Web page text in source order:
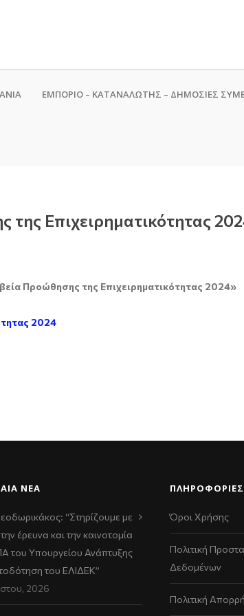
ΕΜΠΟΡΙΟ – ΚΑΤΑΝΑΛΩΤΗΣ – ΔΗΜΟΣΙΕΣ
Επιχειρηματικότητας
Προώθησης της Επιχειρηματικότητας 2024»
2024
ΝΈΑ
“Στηρίζουμε με
έρευνα και την καινοτομία
του Υπουργείου Ανάπτυξης
του ΕΛΙΔΕΚ”
2026
ΠΛΗΡΟΦΟΡΙΕΣ
Όροι Χρήσης
Πολιτική
Δεδομένων
Πολιτική